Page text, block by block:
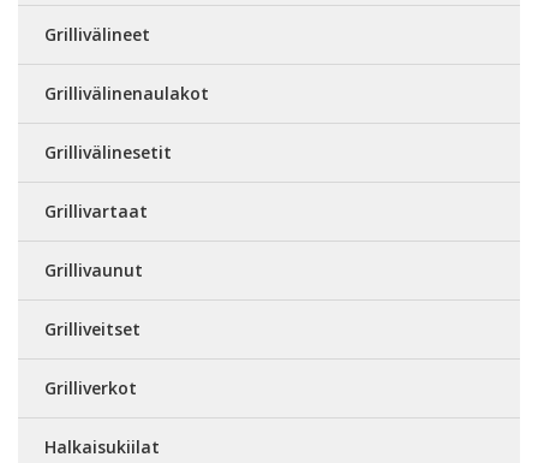
Grillivälineet
Grillivälinenaulakot
Grillivälinesetit
Grillivartaat
Grillivaunut
Grilliveitset
Grilliverkot
Halkaisukiilat